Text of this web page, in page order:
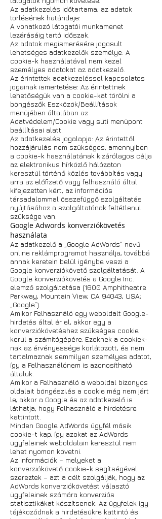
Az adatkezelés időtartama, az adatok
törlésének határideje:
A vonatkozó látogatói munkamenet
lezárásáig tartó időszak.
Az adatok megismerésére jogosult
lehetséges adatkezelők személye: A
cookie-k használatával nem kezel
személyes adatokat az adatkezelő.
Az érintettek adatkezeléssel kapcsolatos
jogainak ismertetése: Az érintettnek
lehetőségük van a cookie-kat törölni a
böngészők Eszközök/Beállítások
menüjében általában az
Adatvédelem/Cookie vagy süti menüpont
beállításai alatt.
Az adatkezelés jogalapja: Az érintettől
hozzájárulás nem szükséges, amennyiben
a cookie-k használatának kizárólagos célja
az elektronikus hírközlő hálózaton
keresztül történő közlés továbbítás vagy
arra az előfizető vagy felhasználó által
kifejezetten kért, az információs
társadalommal összefüggő szolgáltatás
nyújtásához a szolgáltatónak feltétlenül
szüksége van.
Google Adwords konverziókövetés
használata
Az adatkezelő a „Google AdWords” nevű
online reklámprogramot használja, továbbá
annak keretein belül igénybe veszi a
Google konverziókövető szolgáltatását. A
Google konverziókövetés a Google Inc.
elemző szolgáltatása (1600 Amphitheatre
Parkway, Mountain View, CA 94043, USA;
„Google“).
Amikor Felhasználó egy weboldalt Google-
hirdetés által ér el, akkor egy a
konverziókövetéshez szükséges cookie
kerül a számítógépére. Ezeknek a cookiek-
nak az érvényessége korlátozott, és nem
tartalmaznak semmilyen személyes adatot,
így a Felhasználónem is azonosítható
általuk.
Amikor a Felhasználó a weboldal bizonyos
oldalait böngészi,és a cookie még nem járt
le, akkor a Google és az adatkezelő is
láthatja, hogy Felhasználó a hirdetésre
kattintott.
Minden Google AdWords ügyfél másik
cookie-t kap, így azokat az AdWords
ügyfeleinek weboldalain keresztül nem
lehet nyomon követni.
Az információk – melyeket a
konverziókövető cookie-k segítségével
szereztek – azt a célt szolgálják, hogy az
AdWords konverziókövetést választó
ügyfeleinek számára konverziós
statisztikákat készítsenek. Az ügyfelek így
tájékozódnak a hirdetésükre kattintó és